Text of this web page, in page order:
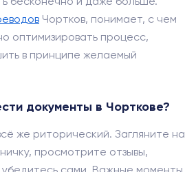
Чортков, понимает, с чем
оптимизировать процесс,
в принципе желаемый
документы в Чорткове?
же риторический. Загляните на
просмотрите отзывы,